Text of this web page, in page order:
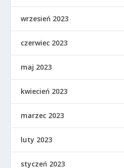
wrzesień 2023
czerwiec 2023
maj 2023
kwiecień 2023
marzec 2023
luty 2023
styczeń 2023